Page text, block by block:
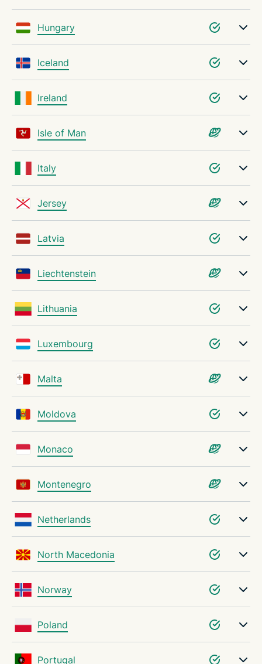
Hungary
Iceland
Ireland
Isle of Man
Italy
Jersey
Latvia
Liechtenstein
Lithuania
Luxembourg
Malta
Moldova
Monaco
Montenegro
Netherlands
North Macedonia
Norway
Poland
Portugal